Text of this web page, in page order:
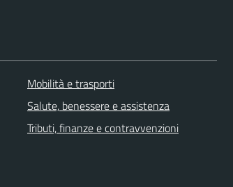
Mobilità e trasporti
Salute, benessere e assistenza
Tributi, finanze e contravvenzioni